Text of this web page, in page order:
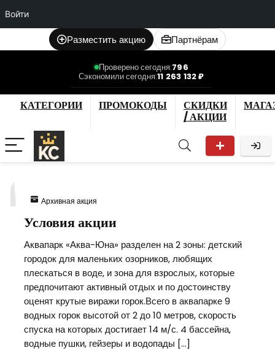
Войти
Разместить акцию Партнёрам
Проверено сегодня:796
Сэкономили сегодня:11 263 132 ₽
КАТЕГОРИИ ПРОМОКОДЫ
СКИДКИ
/ АКЦИИ
Архивная акция
Условия акции
Аквапарк «Аква-Юна» разделен на 2 зоны: детский
городок для маленьких озорников, любящих
плескаться в воде, и зона для взрослых, которые
предпочитают активный отдых и по достоинству
оценят крутые виражи горок.Всего в аквапарке 9
водных горок высотой от 2 до 10 метров, скорость
спуска на которых достигает 14 м/с. 4 бассейна,
водные пушки, гейзеры и водопады […]